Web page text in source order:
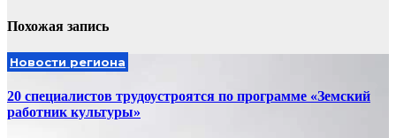
Похожая запись
Новости региона
20 специалистов трудоустроятся по программе «Земский
работник культуры»